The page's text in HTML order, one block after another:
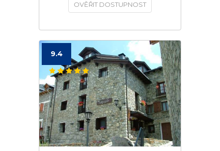
OVĚŘIT DOSTUPNOST
9.4